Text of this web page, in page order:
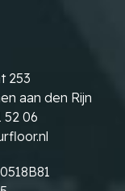
253
aan den Rijn
52 06